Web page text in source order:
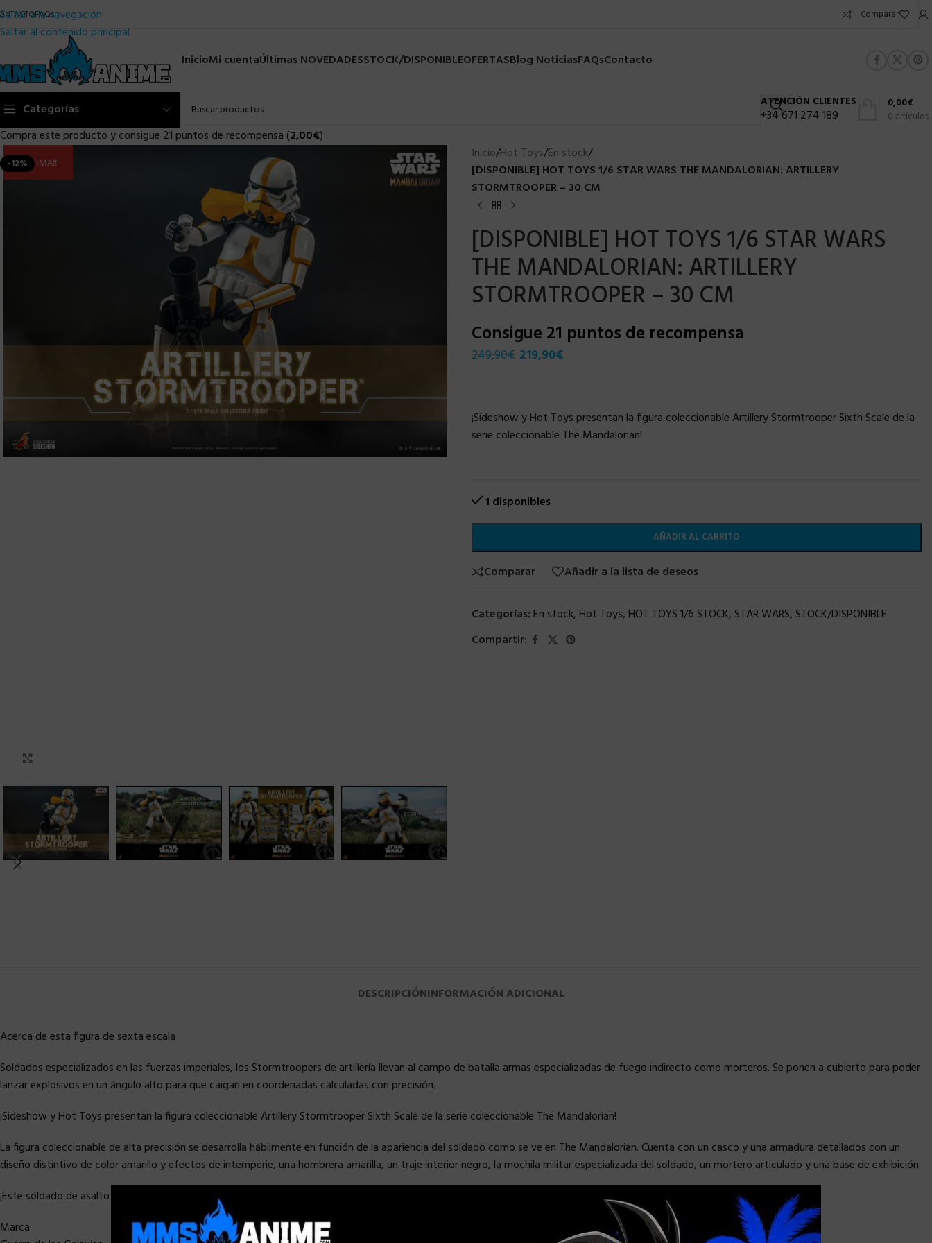
Saltar a la navegación
Saltar al contenido principal
FAQs Comparar
InicioMi cuentaÚltimas NOVEDADESSTOCK/DISPONIBLEOFERTASBlog NoticiasFAQsContacto
Categorías ATENCIÓN CLIENTES
+34 671 274 189 0 artículos
0,00€
Compra este producto y consigue 21 puntos de recompensa (2,00€)
-12%ULTIMA!! Inicio/Hot Toys/En stock/
[DISPONIBLE] HOT TOYS 1/6 STAR WARS THE MANDALORIAN: ARTILLERY
STORMTROOPER – 30 CM
[DISPONIBLE] HOT TOYS 1/6 STAR WARS
THE MANDALORIAN: ARTILLERY
STORMTROOPER – 30 CM
Consigue 21 puntos de recompensa
249,90€ 219,90€
¡Sideshow y Hot Toys presentan la figura coleccionable Artillery Stormtrooper Sixth Scale de la
serie coleccionable The Mandalorian!
1 disponibles
AÑADIR AL CARRITO
Comparar Añadir a la lista de deseos
Categorías: En stock, Hot Toys, HOT TOYS 1/6 STOCK, STAR WARS, STOCK/DISPONIBLE
Compartir:
DESCRIPCIÓNINFORMACIÓN ADICIONAL
Acerca de esta figura de sexta escala
Soldados especializados en las fuerzas imperiales, los Stormtroopers de artillería llevan al campo de batalla armas especializadas de fuego indirecto como morteros. Se ponen a cubierto para poder
lanzar explosivos en un ángulo alto para que caigan en coordenadas calculadas con precisión.
¡Sideshow y Hot Toys presentan la figura coleccionable Artillery Stormtrooper Sixth Scale de la serie coleccionable The Mandalorian!
La figura coleccionable de alta precisión se desarrolla hábilmente en función de la apariencia del soldado como se ve en The Mandalorian. Cuenta con un casco y una armadura detallados con un
diseño distintivo de color amarillo y efectos de intemperie, una hombrera amarilla, un traje interior negro, la mochila militar especializada del soldado, un mortero articulado y una base de exhibición.
¡Este soldado de asalto de artillería único seguramente será una adición maravillosa a cualquier colección del ejército imperial!
Marca